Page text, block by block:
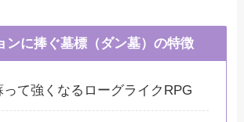
ンに捧ぐ墓標（ダン墓）の特徴
って強くなるローグライクRPG